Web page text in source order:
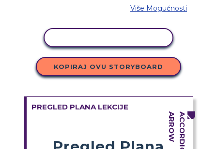
Više Mogućnosti
KOPIRAJ OVU STORYBOARD
PREGLED PLANA LEKCIJE